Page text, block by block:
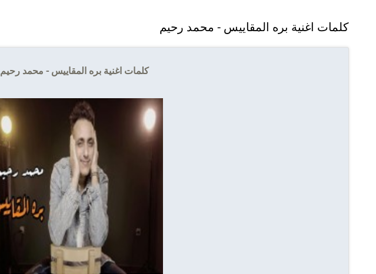
كلمات اغنية بره المقاييس - محمد رحيم
كلمات اغنية بره المقاييس - محمد رحيم